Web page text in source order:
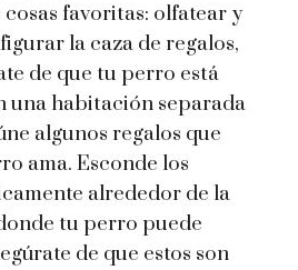
cosas favoritas: olfatear y
la caza de regalos,
de que tu perro está
una habitación separada
algunos regalos que
ama. Esconde los
alrededor de la
tu perro puede
de que estos son